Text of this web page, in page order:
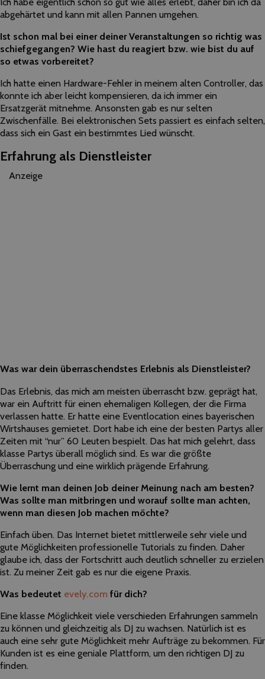
abgehärtet und kann mit allen Pannen umgehen.
Ist schon mal bei einer deiner Veranstaltungen so richtig was
schiefgegangen? Wie hast du reagiert bzw. wie bist du auf
so etwas vorbereitet?
Ich hatte einen Hardware-Fehler in meinem alten Controller, das
konnte ich aber leicht kompensieren, da ich immer ein
Ersatzgerät mitnehme. Ansonsten gab es nur selten
Zwischenfälle. Bei elektronischen Sets passiert es einfach selten,
dass sich ein Gast ein bestimmtes Lied wünscht.
Erfahrung als Dienstleister
Anzeige
Was war dein überraschendstes Erlebnis als Dienstleister?
Das Erlebnis, das mich am meisten überrascht bzw. geprägt hat,
war ein Auftritt für einen ehemaligen Kollegen, der die Firma
verlassen hatte. Er hatte eine Eventlocation eines bayerischen
Wirtshauses gemietet. Dort habe ich eine der besten Partys aller
Zeiten mit “nur” 60 Leuten bespielt. Das hat mich gelehrt, dass
klasse Partys überall möglich sind. Es war die größte
Überraschung und eine wirklich prägende Erfahrung.
Wie lernt man deinen Job deiner Meinung nach am besten?
Was sollte man mitbringen und worauf sollte man achten,
wenn man diesen Job machen möchte?
Einfach üben. Das Internet bietet mittlerweile sehr viele und
gute Möglichkeiten professionelle Tutorials zu finden. Daher
glaube ich, dass der Fortschritt auch deutlich schneller zu erzielen
ist. Zu meiner Zeit gab es nur die eigene Praxis.
Was bedeutet evely.com für dich?
Eine klasse Möglichkeit viele verschieden Erfahrungen sammeln
zu können und gleichzeitig als DJ zu wachsen. Natürlich ist es
auch eine sehr gute Möglichkeit mehr Aufträge zu bekommen. Für
Kunden ist es eine geniale Plattform, um den richtigen DJ zu
finden.